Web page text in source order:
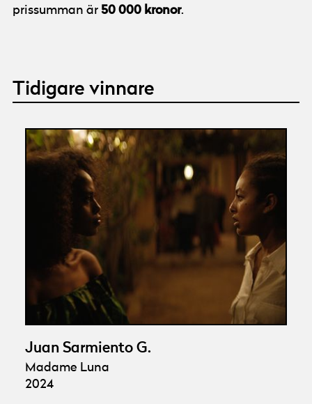
prissumman är 50 000 kronor.
Tidigare vinnare
Juan Sarmiento G.
Madame Luna
2024